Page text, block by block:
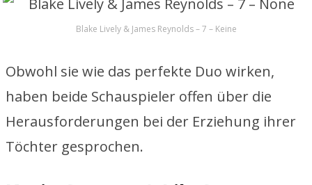
Blake Lively & James Reynolds – 7 – Keine
Obwohl sie wie das perfekte Duo wirken,
haben beide Schauspieler offen über die
Herausforderungen bei der Erziehung ihrer
Töchter gesprochen.